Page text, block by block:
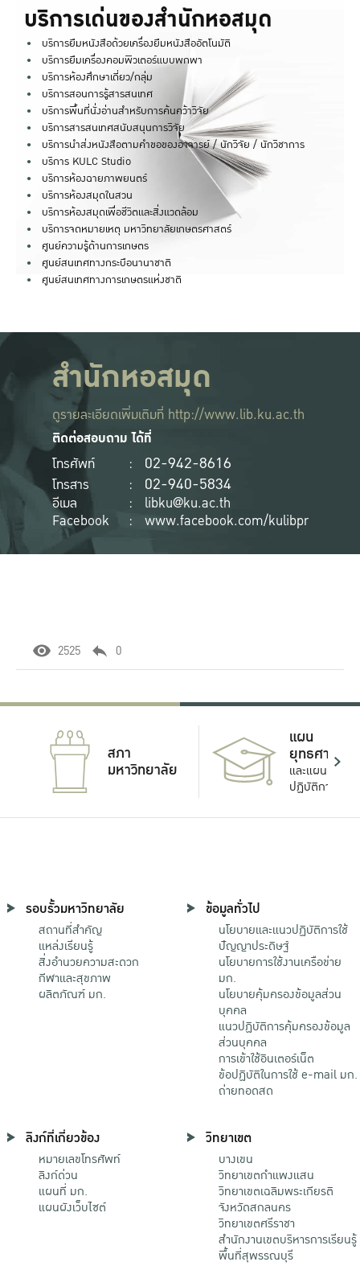
บริการเด่นของสำนักหอสมุด
บริการยืมหนังสือด้วยเครื่องยืมหนังสืออัตโนมัติ
บริการยืมเครื่องคอมพิวเตอร์แบบพกพา
บริการห้องศึกษาเดี่ยว/กลุ่ม
บริการสอนการรู้สารสนเทศ
บริการพื้นที่นั่งอ่านสำหรับการค้นคว้าวิจัย
บริการสารสนเทศสนับสนุนการวิจัย
บริการนำส่งหนังสือตามคำขอของอาจารย์ / นักวิจัย / นักวิชาการ
บริการ KULC Studio
บริการห้องฉายภาพยนตร์
บริการห้องสมุดในสวน
บริการห้องสมุดเพื่อชีวิตและสิ่งแวดล้อม
บริการจดหมายเหตุ มหาวิทยาลัยเกษตรศาสตร์
ศูนย์ความรู้ด้านการเกษตร
ศูนย์สนเทศทางกระบือนานาชาติ
ศูนย์สนเทศทางการเกษตรแห่งชาติ
สำนักหอสมุด
ดูรายละเอียดเพิ่มเติมที่ http://www.lib.ku.ac.th
ติดต่อสอบถาม ได้ที่
โทรศัพท์
: 02-942-8616
โทรสาร : 02-940-5834
อีเมล :
libku@ku.ac.th
Facebook
: www.facebook.com/kulibpr
2525 0
สภา
มหาวิทยาลัย
แผน
ยุทธศาสตร์
และแผน
ปฏิบัติการ
รอบรั้วมหาวิทยาลัย
สถานที่สำคัญ
แหล่งเรียนรู้
สิ่งอำนวยความสะดวก
กีฬาและสุขภาพ
ผลิตภัณฑ์ มก.
ข้อมูลทั่วไป
นโยบายและแนวปฏิบัติการใช้
ปัญญาประดิษฐ์
นโยบายการใช้งานเครือข่าย
มก.
นโยบายคุ้มครองข้อมูลส่วน
บุคคล
แนวปฏิบัติการคุ้มครองข้อมูล
ส่วนบุคคล
การเข้าใช้อินเตอร์เน็ต
ข้อปฏิบัติในการใช้ e-mail มก.
ถ่ายทอดสด
ลิงก์ที่เกี่ยวข้อง
หมายเลขโทรศัพท์
ลิงก์ด่วน
แผนที่ มก.
แผนผังเว็บไซต์
วิทยาเขต
บางเขน
วิทยาเขตกําแพงแสน
วิทยาเขตเฉลิมพระเกียรติ
จังหวัดสกลนคร
วิทยาเขตศรีราชา
สำนักงานเขตบริหารการเรียนรู้
พื้นที่สุพรรณบุรี